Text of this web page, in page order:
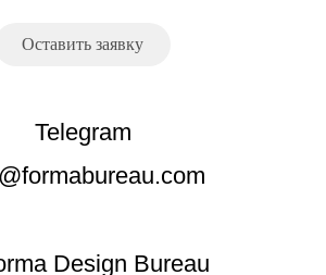
Оставить заявку
Design Bureau
Telegram